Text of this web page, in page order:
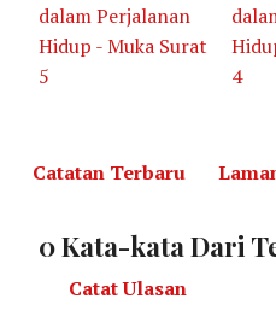
dalam Perjalanan
Hidup - Muka Surat
5
4
Catatan Terbaru
0 Kata-kata Dari
Catat Ulasan